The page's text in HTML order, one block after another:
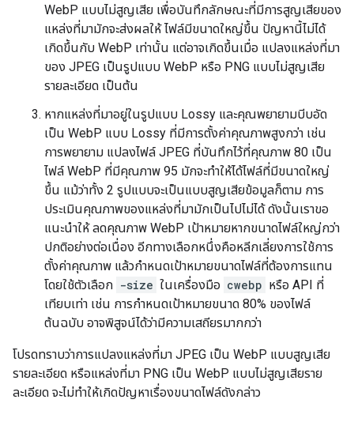
WebP แบบไม่สูญเสีย เพื่อบันทึกลักษณะที่มีการสูญเสียของ
แหล่งที่มามักจะส่งผลให้ ไฟล์มีขนาดใหญ่ขึ้น ปัญหานี้ไม่ได้
เกิดขึ้นกับ WebP เท่านั้น แต่อาจเกิดขึ้นเมื่อ แปลงแหล่งที่มา
ของ JPEG เป็นรูปแบบ WebP หรือ PNG แบบไม่สูญเสีย
รายละเอียด เป็นต้น
หากแหล่งที่มาอยู่ในรูปแบบ Lossy และคุณพยายามบีบอัด
เป็น WebP แบบ Lossy ที่มีการตั้งค่าคุณภาพสูงกว่า เช่น
การพยายาม แปลงไฟล์ JPEG ที่บันทึกไว้ที่คุณภาพ 80 เป็น
ไฟล์ WebP ที่มีคุณภาพ 95 มักจะทำให้ได้ไฟล์ที่มีขนาดใหญ่
ขึ้น แม้ว่าทั้ง 2 รูปแบบจะเป็นแบบสูญเสียข้อมูลก็ตาม การ
ประเมินคุณภาพของแหล่งที่มามักเป็นไปไม่ได้ ดังนั้นเราขอ
แนะนำให้ ลดคุณภาพ WebP เป้าหมายหากขนาดไฟล์ใหญ่กว่า
ปกติอย่างต่อเนื่อง อีกทางเลือกหนึ่งคือหลีกเลี่ยงการใช้การ
ตั้งค่าคุณภาพ แล้วกำหนดเป้าหมายขนาดไฟล์ที่ต้องการแทน
โดยใช้ตัวเลือก -size ในเครื่องมือ cwebp หรือ API ที่
เทียบเท่า เช่น การกำหนดเป้าหมายขนาด 80% ของไฟล์
ต้นฉบับ อาจพิสูจน์ได้ว่ามีความเสถียรมากกว่า
โปรดทราบว่าการแปลงแหล่งที่มา JPEG เป็น WebP แบบสูญเสีย
รายละเอียด หรือแหล่งที่มา PNG เป็น WebP แบบไม่สูญเสียราย
ละเอียด จะไม่ทำให้เกิดปัญหาเรื่องขนาดไฟล์ดังกล่าว